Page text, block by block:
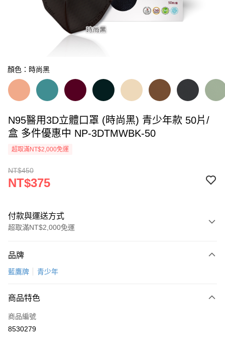
顏色：時尚黑
N95醫用3D立體口罩 (時尚黑) 青少年款 50片/
盒 多件優惠中 NP-3DTMWBK-50
超取滿NT$2,000免運
NT$450
NT$375
付款與運送方式
超取滿NT$2,000免運
信用卡一次付款
LINE Pay
Apple Pay
品牌
藍鷹牌 青少年
商品特色
商品編號
8530279